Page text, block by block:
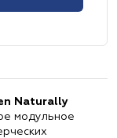
Naturally
модульное